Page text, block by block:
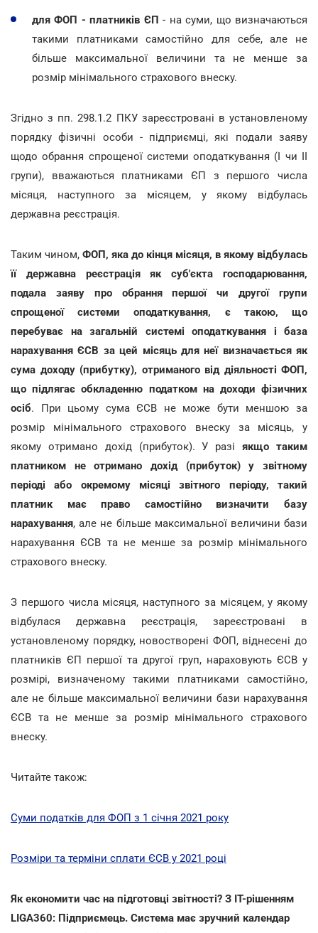
для ФОП - платників ЄП - на суми, що визначаються
такими платниками самостійно для себе, але не
більше максимальної величини та не менше за
розмір мінімального страхового внеску.
Згідно з пп. 298.1.2 ПКУ зареєстровані в установленому
порядку фізичні особи - підприємці, які подали заяву
щодо обрання спрощеної системи оподаткування (I чи II
групи), вважаються платниками ЄП з першого числа
місяця, наступного за місяцем, у якому відбулась
державна реєстрація.
Таким чином, ФОП, яка до кінця місяця, в якому відбулась
її державна реєстрація як суб'єкта господарювання,
подала заяву про обрання першої чи другої групи
спрощеної системи оподаткування, є такою, що
перебуває на загальній системі оподаткування і база
нарахування ЄCВ за цей місяць для неї визначається як
сума доходу (прибутку), отриманого від діяльності ФОП,
що підлягає обкладенню податком на доходи фізичних
осіб. При цьому сума ЄCВ не може бути меншою за
розмір мінімального страхового внеску за місяць, у
якому отримано дохід (прибуток). У разіякщо таким
платником не отримано дохід (прибуток) у звітному
періоді або окремому місяці звітного періоду, такий
платник має право самостійно визначити базу
нарахування, але не більше максимальної величини бази
нарахування ЄCВ та не менше за розмір мінімального
страхового внеску.
З першого числа місяця, наступного за місяцем, у якому
відбулася державна реєстрація, зареєстровані в
установленому порядку, новостворені ФОП, віднесені до
платників ЄП першої та другої груп, нараховують ЄCВ у
розмірі, визначеному такими платниками самостійно,
але не більше максимальної величини бази нарахування
ЄCВ та не менше за розмір мінімального страхового
внеску.
Читайте також:
Суми податків для ФОП з 1 січня 2021 року
Розміри та терміни сплати ЄСВ у 2021 році
Як економити час на підготовці звітності? З IT-рішенням
LIGA360: Підприємець. Система має зручний календар